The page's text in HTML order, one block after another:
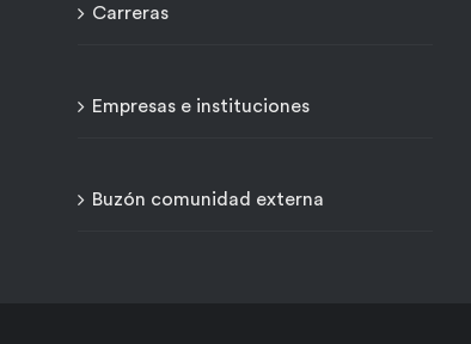
Carreras
Empresas e instituciones
Buzón comunidad externa